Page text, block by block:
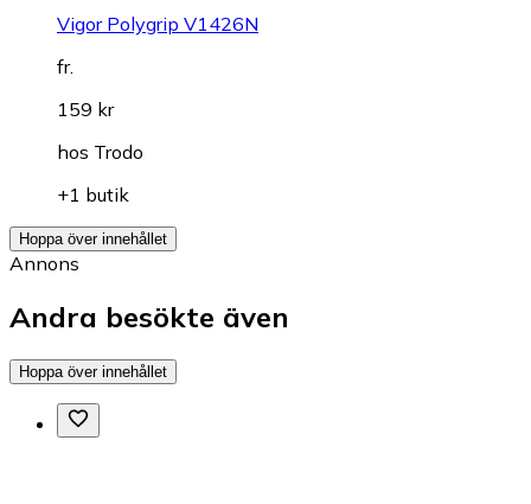
Vigor Polygrip V1426N
fr.
159 kr
hos Trodo
+1 butik
Hoppa över innehållet
Annons
Andra besökte även
Hoppa över innehållet